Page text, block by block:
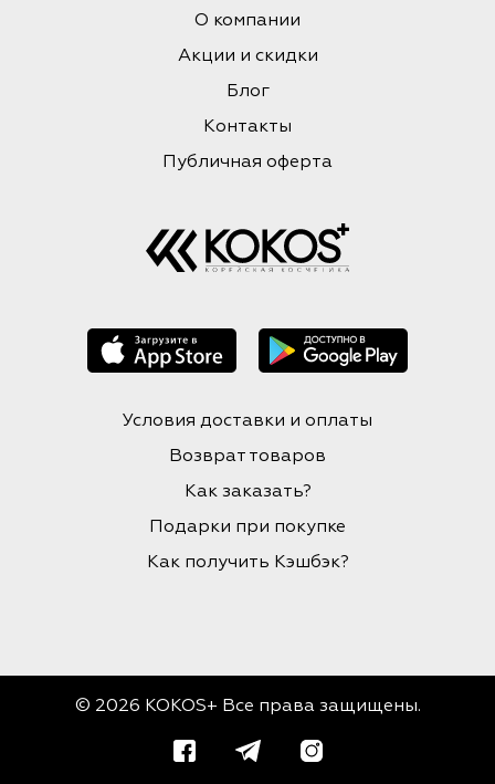
О компании
Акции и скидки
Блог
Контакты
Публичная оферта
Условия доставки и оплаты
Возврат товаров
Как заказать?
Подарки при покупке
Как получить Кэшбэк?
© 2026 KOKOS+ Все права защищены.